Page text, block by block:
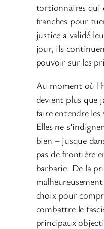
tortionnaires qui
franches pour
justice a validé
jour, ils
pouvoir sur les
Au moment où
devient plus que
faire entendre les
Elles ne
bien – jusque
pas de frontière
barbarie. De la
choix pour
combattre le
principaux